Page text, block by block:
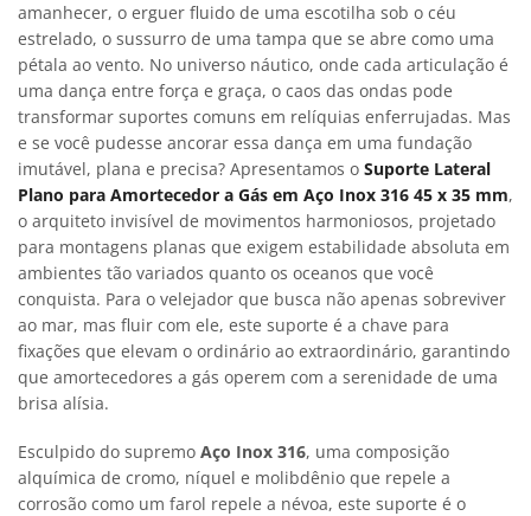
amanhecer, o erguer fluido de uma escotilha sob o céu
estrelado, o sussurro de uma tampa que se abre como uma
pétala ao vento. No universo náutico, onde cada articulação é
uma dança entre força e graça, o caos das ondas pode
transformar suportes comuns em relíquias enferrujadas. Mas
e se você pudesse ancorar essa dança em uma fundação
imutável, plana e precisa? Apresentamos o Suporte Lateral
Plano para Amortecedor a Gás em Aço Inox 316 45 x 35 mm,
o arquiteto invisível de movimentos harmoniosos, projetado
para montagens planas que exigem estabilidade absoluta em
ambientes tão variados quanto os oceanos que você
conquista. Para o velejador que busca não apenas sobreviver
ao mar, mas fluir com ele, este suporte é a chave para
fixações que elevam o ordinário ao extraordinário, garantindo
que amortecedores a gás operem com a serenidade de uma
brisa alísia.
Esculpido do supremo Aço Inox 316, uma composição
alquímica de cromo, níquel e molibdênio que repele a
corrosão como um farol repele a névoa, este suporte é o